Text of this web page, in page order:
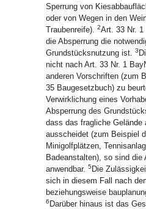
Sperrung von
oder von Wegen in den
Traubenreife). 2Art. 33 Nr. 1
die Absperrung die
Grundstücksnutzung ist. 3
nicht nach Art. 33 Nr. 1
anderen Vorschriften (zum
35 Baugesetzbuch) zu
Verwirklichung eines
Absperrung des
dass das fragliche Gelände
ausscheidet (zum Beispiel
Minigolfplätzen,
Badeanstalten), so sind
anwendbar. 5 Die
sich in diesem Fall nach
beziehungsweise
6 Darüber hinaus ist das